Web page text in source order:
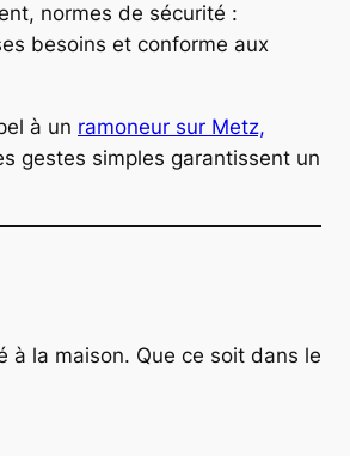
normes de sécurité :
besoins et conforme aux
à un ramoneur sur Metz,
gestes simples garantissent un
à la maison. Que ce soit dans le